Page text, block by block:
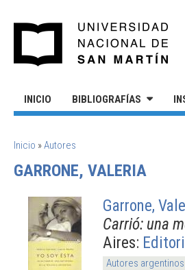
INICIO BIBLIOGRAFÍAS
SE ENCUENTRA USTED AQUÍ
Inicio »Autores
GARRONE, VALERIA
Garrone,
Carrió: una
Aires:
Autores argentinos